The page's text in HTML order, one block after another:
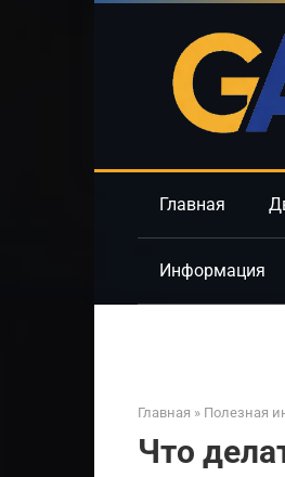
Главная
Информация
Главная » Полезная
Что